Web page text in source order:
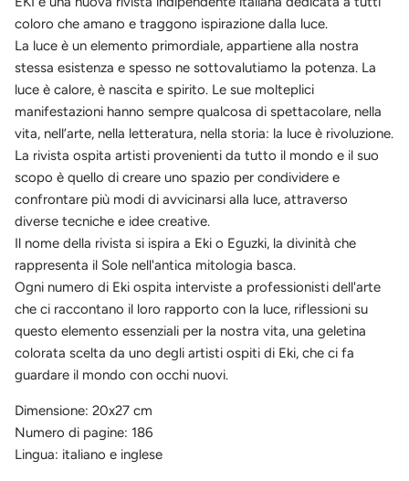
coloro che amano e traggono ispirazione dalla luce.
La luce è un elemento primordiale, appartiene alla nostra
stessa esistenza e spesso ne sottovalutiamo la potenza. La
luce è calore, è nascita e spirito. Le sue molteplici
manifestazioni hanno sempre qualcosa di spettacolare, nella
vita, nell’arte, nella letteratura, nella storia: la luce è rivoluzione.
La rivista ospita artisti provenienti da tutto il mondo e il suo
scopo è quello di creare uno spazio per condividere e
confrontare più modi di avvicinarsi alla luce, attraverso
diverse tecniche e idee creative.
Il nome della rivista si ispira a Eki o Eguzki, la divinità che
rappresenta il Sole nell'antica mitologia basca.
Ogni numero di Eki ospita interviste a professionisti dell'arte
che ci raccontano il loro rapporto con la luce, riflessioni su
questo elemento essenziali per la nostra vita, una geletina
colorata scelta da uno degli artisti ospiti di Eki, che ci fa
guardare il mondo con occhi nuovi.
Dimensione: 20x27 cm
Numero di pagine: 186
Lingua: italiano e inglese